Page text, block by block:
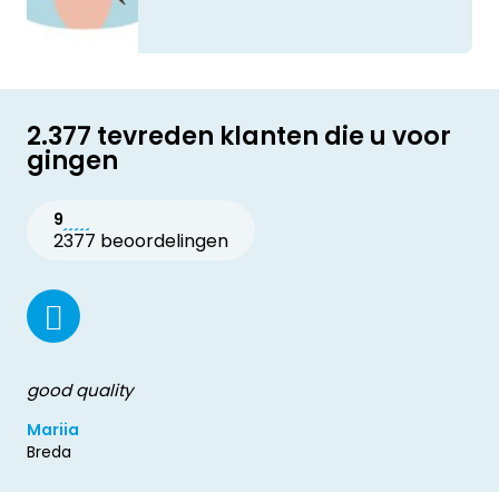
2.377 tevreden klanten die u voor
gingen
9
2377 beoordelingen
good quality
Mariia
Breda